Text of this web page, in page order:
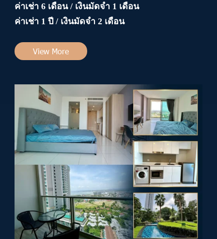
ค่าเช่า 6 เดือน / เงินมัดจำ 1 เดือน
ค่าเช่า 1 ปี / เงินมัดจำ 2 เดือน
View More